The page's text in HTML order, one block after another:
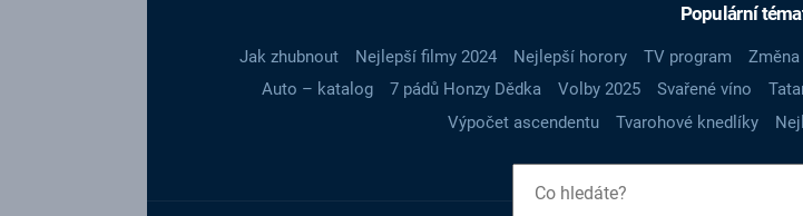
Populární
Jak zhubnout Nejlepší filmy 2024 Nejlepší horory TV program
Auto – katalog
7 pádů Honzy Dědka Volby 2025 Svařené víno
Výpočet ascendentu
Tvarohové knedlíky